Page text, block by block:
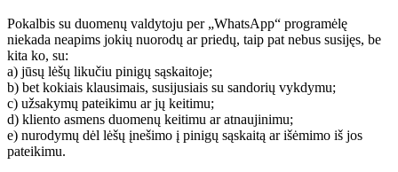
Pokalbis su duomenų valdytoju per „WhatsApp“ programėlę
niekada neapims jokių nuorodų ar priedų, taip pat nebus susijęs, be
kita ko, su:
a) jūsų lėšų likučiu pinigų sąskaitoje;
b) bet kokiais klausimais, susijusiais su sandorių vykdymu;
c) užsakymų pateikimu ar jų keitimu;
d) kliento asmens duomenų keitimu ar atnaujinimu;
e) nurodymų dėl lėšų įnešimo į pinigų sąskaitą ar išėmimo iš jos
pateikimu.